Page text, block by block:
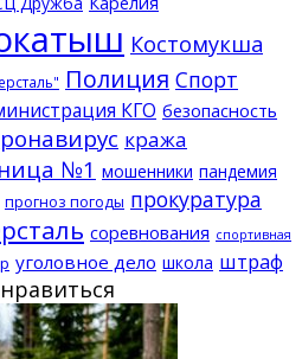
Костомукша
Полиция Спорт
КГО безопасность
кража
№1 мошенники пандемия
прогноз погоды прокуратура
соревнования спортивная
уголовное дело школа штраф